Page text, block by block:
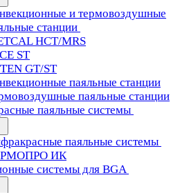
и термовоздушные
станции
HCT/MRS
ST
GT/ST
паяльные станции
паяльные станции
паяльные системы
паяльные системы
ИК
системы для BGA